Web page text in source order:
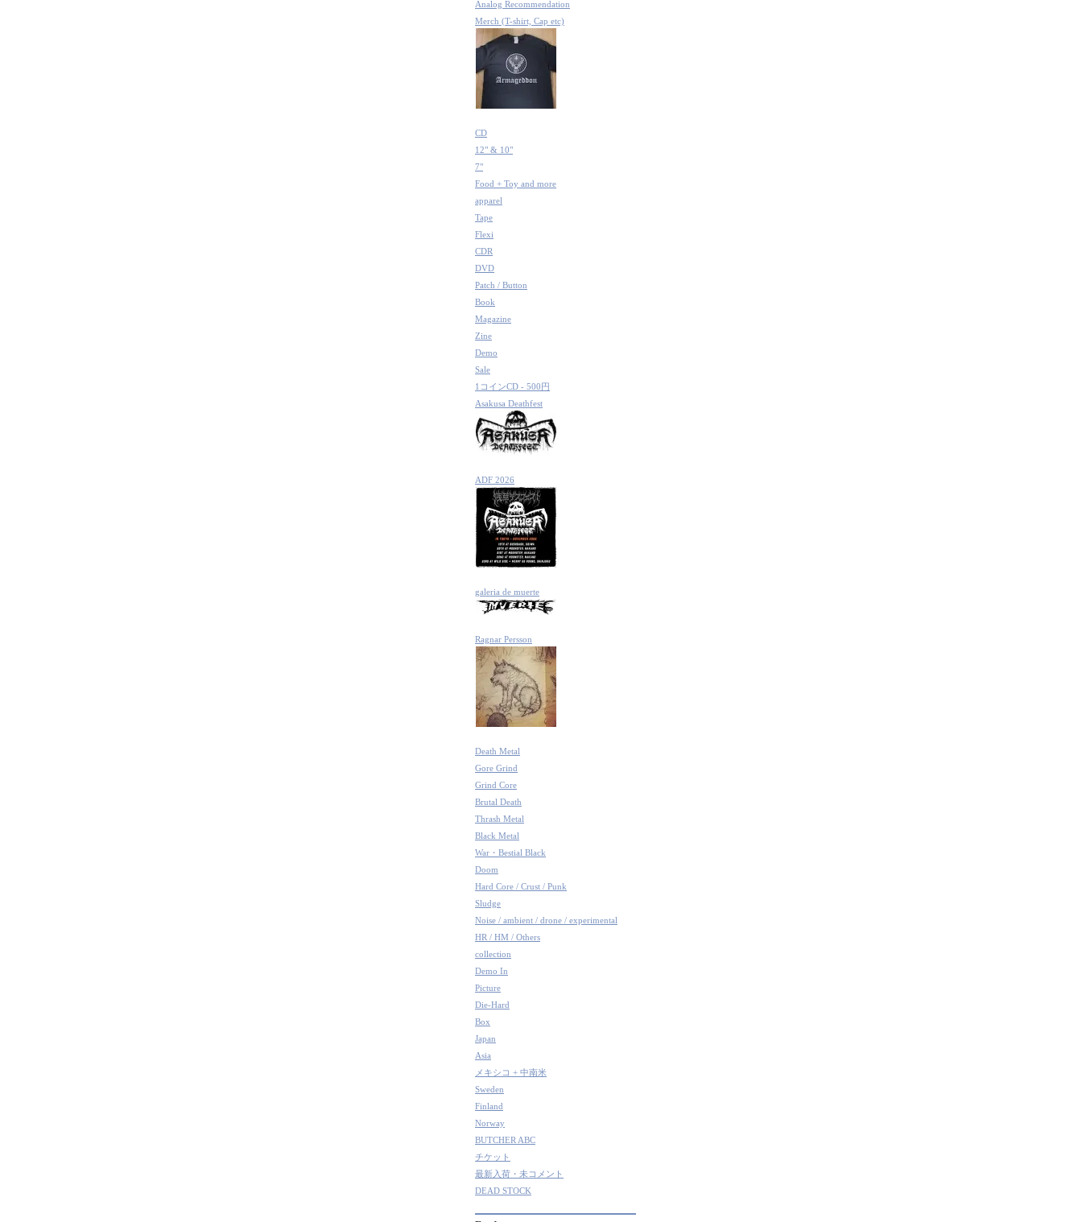
Analog Recommendation
Merch (T-shirt, Cap etc)
CD
12" & 10"
7"
Food + Toy and more
apparel
Tape
Flexi
CDR
DVD
Patch / Button
Book
Magazine
Zine
Demo
Sale
1コインCD - 500円
Asakusa Deathfest
ADF 2026
galeria de muerte
Ragnar Persson
Death Metal
Gore Grind
Grind Core
Brutal Death
Thrash Metal
Black Metal
War・Bestial Black
Doom
Hard Core / Crust / Punk
Sludge
Noise / ambient / drone / experimental
HR / HM / Others
collection
Demo In
Picture
Die-Hard
Box
Japan
Asia
メキシコ + 中南米
Sweden
Finland
Norway
BUTCHER ABC
チケット
最新入荷・未コメント
DEAD STOCK